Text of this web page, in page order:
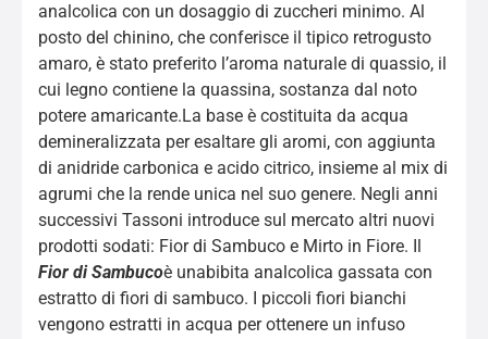
analcolica con un dosaggio di zuccheri minimo. Al
posto del chinino, che conferisce il tipico retrogusto
amaro, è stato preferito l’aroma naturale di quassio, il
cui legno contiene la quassina, sostanza dal noto
potere amaricante.La base è costituita da acqua
demineralizzata per esaltare gli aromi, con aggiunta
di anidride carbonica e acido citrico, insieme al mix di
agrumi che la rende unica nel suo genere. Negli anni
successivi Tassoni introduce sul mercato altri nuovi
prodotti sodati: Fior di Sambuco e Mirto in Fiore. Il
Fior di Sambucoè unabibita analcolica gassata con
estratto di fiori di sambuco. I piccoli fiori bianchi
vengono estratti in acqua per ottenere un infuso